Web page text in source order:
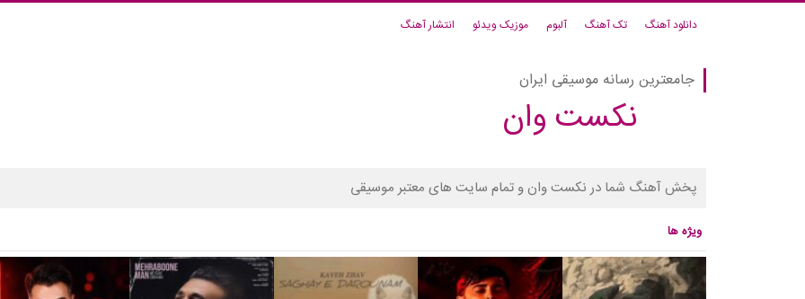
دانلود آهنگ تک آهنگ آلبوم موزیک ویدئو انتشار آهنگ
جامعترین رسانه موسیقی ایران
نکست وان
پخش آهنگ شما در نکست وان و تمام سایت های معتبر موسیقی
ویژه ها